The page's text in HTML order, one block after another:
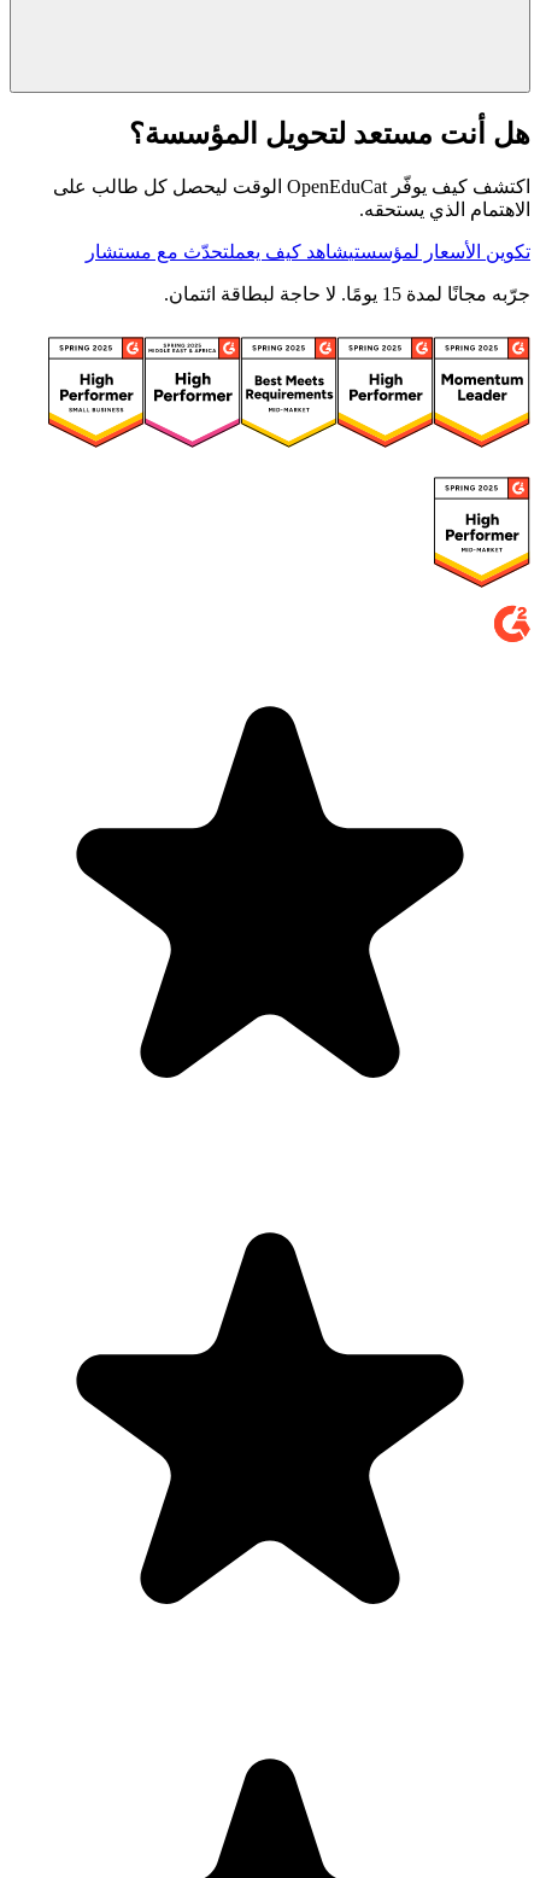
هل أنت مستعد لتحويل المؤسسة؟
اكتشف كيف يوفّر OpenEduCat الوقت ليحصل كل طالب على
الاهتمام الذي يستحقه.
تكوين الأسعار لمؤسستيشاهد كيف يعملتحدّث مع مستشار
جرّبه مجانًا لمدة 15 يومًا. لا حاجة لبطاقة ائتمان.